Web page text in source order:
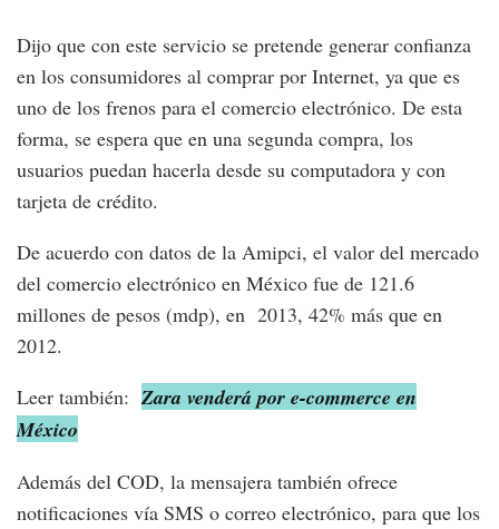
Dijo que con este servicio se pretende generar confianza
en los consumidores al comprar por Internet, ya que es
uno de los frenos para el comercio electrónico. De esta
forma, se espera que en una segunda compra, los
usuarios puedan hacerla desde su computadora y con
tarjeta de crédito.
De acuerdo con datos de la Amipci, el valor del mercado
del comercio electrónico en México fue de 121.6
millones de pesos (mdp), en 2013, 42% más que en
2012.
Leer también: Zara venderá por e-commerce en
México
Además del COD, la mensajera también ofrece
notificaciones vía SMS o correo electrónico, para que los